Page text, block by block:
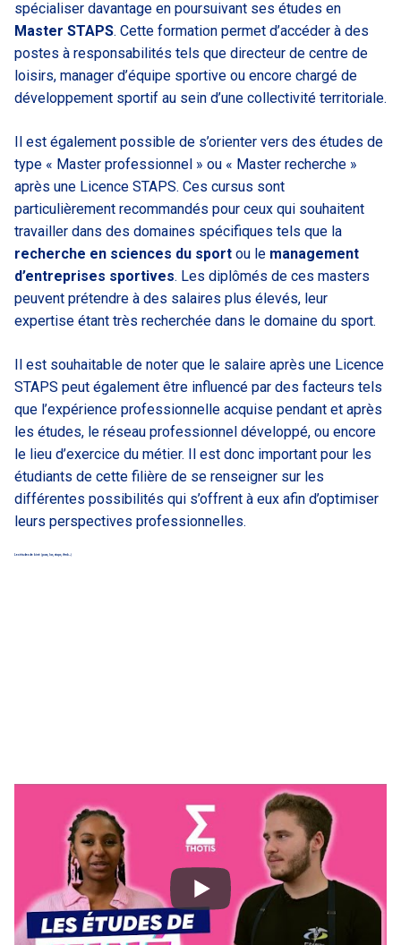
spécialiser davantage en poursuivant ses études en
Master STAPS. Cette formation permet d’accéder à des
postes à responsabilités tels que directeur de centre de
loisirs, manager d’équipe sportive ou encore chargé de
développement sportif au sein d’une collectivité territoriale.
Il est également possible de s’orienter vers des études de
type « Master professionnel » ou « Master recherche »
après une Licence STAPS. Ces cursus sont
particulièrement recommandés pour ceux qui souhaitent
travailler dans des domaines spécifiques tels que la
recherche en sciences du sport ou le management
d’entreprises sportives. Les diplômés de ces masters
peuvent prétendre à des salaires plus élevés, leur
expertise étant très recherchée dans le domaine du sport.
Il est souhaitable de noter que le salaire après une Licence
STAPS peut également être influencé par des facteurs tels
que l’expérience professionnelle acquise pendant et après
les études, le réseau professionnel développé, ou encore
le lieu d’exercice du métier. Il est donc important pour les
étudiants de cette filière de se renseigner sur les
différentes possibilités qui s’offrent à eux afin d’optimiser
leurs perspectives professionnelles.
Les études de kiné (pass, las, staps, ifmk…)